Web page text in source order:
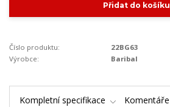
Přidat do košíku
Číslo produktu:
22BG63
Výrobce:
Baribal
Kompletní specifikace Komentáře